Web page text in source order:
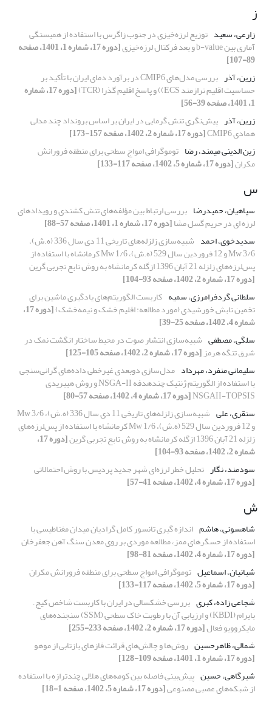
ز
زارعی، سعید توزیع لرزه‌خیزی در جنوب زاگرس با استفاده از همبستگی
آماری بین b-value و بعد فرکتال لرزه‌خیزی [دوره 17، شماره 1، 1401، صفحه
89-107]
زرین، آذر
بررسی مدل‌های CMIP6 در برآورد دمای ایران با تأکید بر
حساسیت اقلیم ترازمند ECS)) و پاسخ اقلیم گذرا (TCR) [دوره 17، شماره
1، 1401، صفحه 39-56]
زرین، آذر پیش‌نگری تنش گرمایی در ایران بر اساس برونداد چند مدلی
همادی CMIP6
[دوره 17، شماره 2، 1402، صفحه 157-173]
زین الدینی میمند، رضا توموگرافی امواج سطحی برای منطقه فرورانش
مکران[دوره 17، شماره 5، 1402، صفحه 117-133]
س
سپاهیان، حمیدرضا بررسی ارتباط بین مؤلفه‌های تنش کشندی و رویدادهای
لرزه‌ ای در حریم گسل مشا[دوره 17، شماره 1، 1401، صفحه 57-88]
سدیدخوی، احمد
شبیه‌سازی زلزله‌های تاریخی 11 دی سال 336 (ه.ش)،
3/6 Mw و 12 فروردین سال 529 (ه.ش)، 1/6 Mw کرمانشاه با استفاده از
پس‌لرزه‌های زلزله 21 آبان 1396 ازگله کرمانشاه به روش تابع تجربی گرین
[دوره 17، شماره 2، 1402، صفحه 93-104]
سلطانی گردفرامرزی، سمیه کاربست الگوریتم‌های یادگیری ماشین برای
تخمین تابش خورشیدی (مورد مطالعه: اقلیم خشک و نیمه‌خشک) [دوره 17،
شماره 4، 1402، صفحه 25-39]
سلگی، مصطفی شبیه‌سازی انتشار صوت در محیط ساختار انگشت نمک در
شرق تنگه هرمز[دوره 17، شماره 2، 1402، صفحه 105-125]
سلیمانی منفرد، مهرداد مدل‌سازی دوبعدی غیرخطی داده‌های گرانی‌سنجی
با استفاده از الگوریتم ژنتیک چند‌هدفه NSGA-II و روش هیبریدی
NSGAII-TOPSIS[دوره 17، شماره 4، 1402، صفحه 57-80]
سنقری، علی
شبیه‌سازی زلزله‌های تاریخی 11 دی سال 336 (ه.ش)، 3/6 Mw
و 12 فروردین سال 529 (ه.ش)، 1/6 Mw کرمانشاه با استفاده از پس‌لرزه‌های
زلزله 21 آبان 1396 ازگله کرمانشاه به روش تابع تجربی گرین [دوره 17،
شماره 2، 1402، صفحه 93-104]
سودمند، نگار تحلیل خطر لرزه‌ای شهر جدید پردیس با روش احتمالاتی
[دوره 17، شماره 4، 1402، صفحه 41-57]
ش
شاهسونی، هاشم اندازه گیری تانسور کامل گرادیان میدان مغناطیسی با
استفاده از حسگرهای ممز، مطالعه موردی بر روی معدن سنگ آهن جعفرخان
[دوره 17، شماره 4، 1402، صفحه 81-98]
شبانیان، اسماعیل توموگرافی امواج سطحی برای منطقه فرورانش مکران
[دوره 17، شماره 5، 1402، صفحه 117-133]
شجاعی زاده، کبری بررسی خشکسالی در ایران با کاربست شاخص کیچ –
بایرام (KBDI) و ارزیابی آن با رطوبت خاک سطحی (SSM) سنجنده‌های
مایکروویو فعال[دوره 17، شماره 2، 1402، صفحه 233-255]
شمالی، ظاهرحسین روش‌ها و چالش‌های قرائت فازهای بازتابی از موهو
[دوره 17، شماره 1، 1401، صفحه 109-128]
شیرگاهی، حسین پیش‌بینی فاصله بین کومه‌های هلالی چندترازه با استفاده
از شبکه‌های عصبی مصنوعی[دوره 17، شماره 5، 1402، صفحه 1-18]